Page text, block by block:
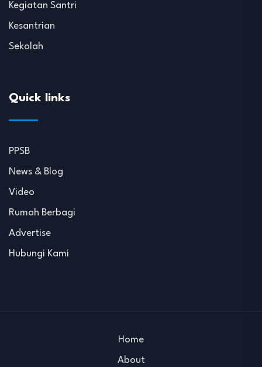
Kegiatan Santri
Kesantrian
Sekolah
Quick links
PPSB
News & Blog
Video
Rumah Berbagi
Advertise
Hubungi Kami
Home
About